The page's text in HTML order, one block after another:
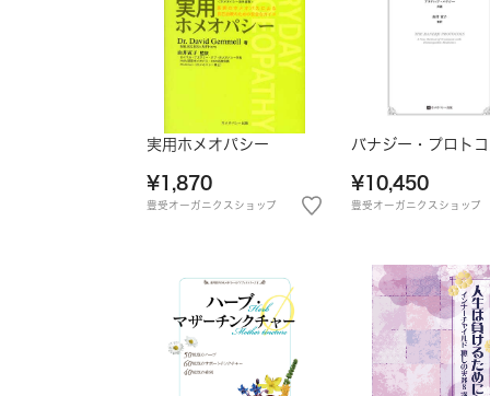
実用ホメオパシー
¥1,870
豊受オーガニクスショップ
バナジー・プロト
¥10,450
豊受オーガニクスショップ